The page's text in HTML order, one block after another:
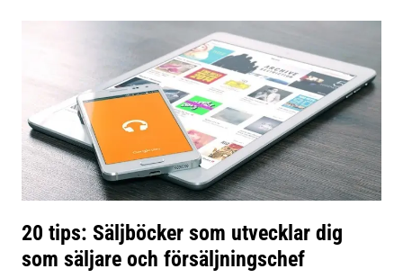
20 tips: Säljböcker som utvecklar dig
som säljare och försäljningschef